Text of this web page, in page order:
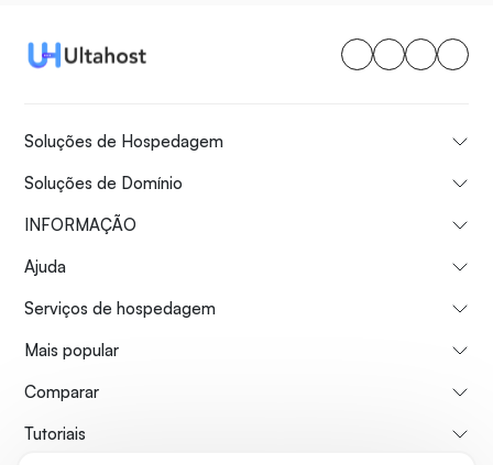
Soluções de Hospedagem
Soluções de Domínio
INFORMAÇÃO
Ajuda
Serviços de hospedagem
Mais popular
Comparar
Tutoriais